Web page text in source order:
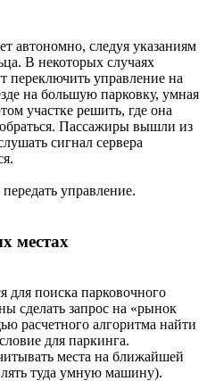
автономно, следуя указаниям
В некоторых случаях
переключить управление на
на большую парковку, умная
участке решить, где она
Пассажиры вышли из
сигнал сервера
управление.
местах
для поиска парковочного
сделать запрос на «рынок
расчетного алгоритма найти
для паркинга.
места на ближайшей
туда умную машину).